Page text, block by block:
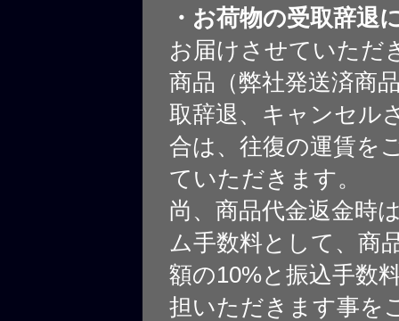
・お荷物の受取辞退
お届けさせていただ
商品（弊社発送済商
取辞退、キャンセル
合は、往復の運賃を
ていただきます。
尚、商品代金返金時
ム手数料として、商
額の10%と振込手数
担いただきます事を